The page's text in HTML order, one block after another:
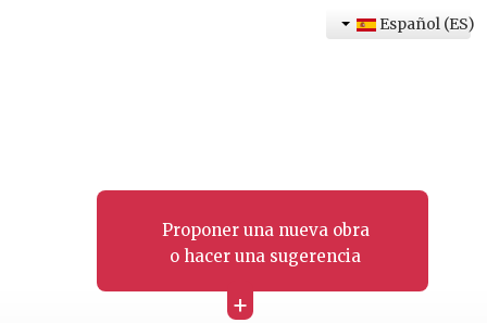
Proponer una nueva obra
o hacer una sugerencia
+
Español (ES)